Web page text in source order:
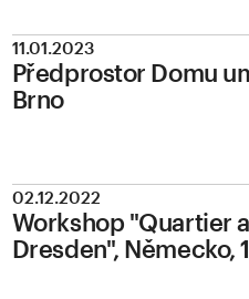
11.01.2023
Předprostor Domu
Brno
02.12.2022
Workshop "Quartier
Dresden", Německo,